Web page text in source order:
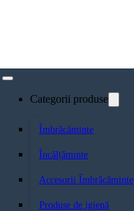
Categorii produse
Îmbrăcăminte
Încălțăminte
Accesorii Îmbrăcăminte
Produse de igienă